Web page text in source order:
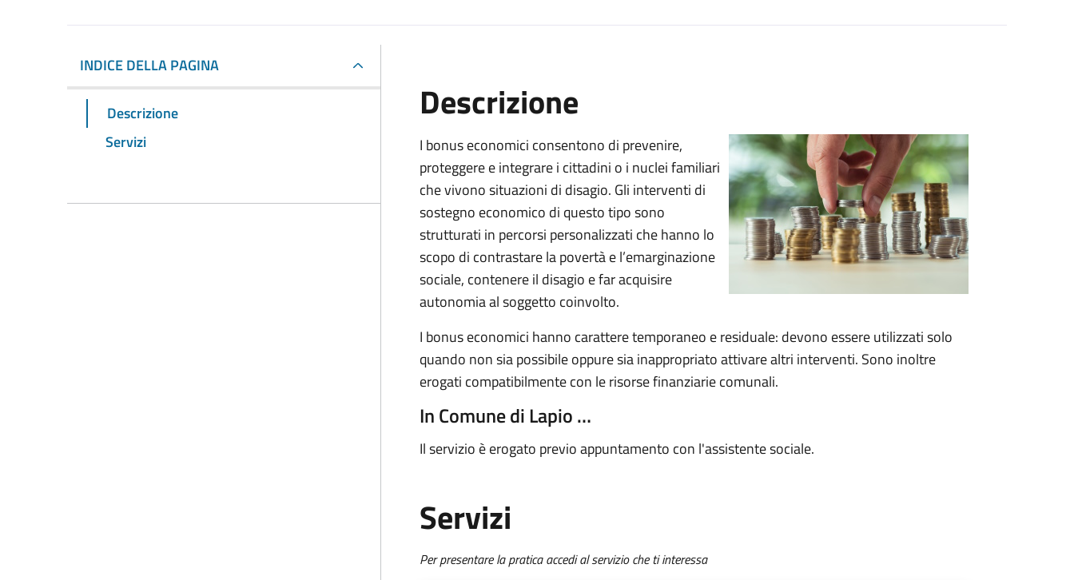
INDICE DELLA PAGINA
Descrizione
Servizi
Descrizione
I bonus economici consentono di prevenire,
proteggere e integrare i cittadini o i nuclei familiari
che vivono situazioni di disagio. Gli interventi di
sostegno economico di questo tipo sono
strutturati in percorsi personalizzati che hanno lo
scopo di contrastare la povertà e l’emarginazione
sociale, contenere il disagio e far acquisire
autonomia al soggetto coinvolto.
I bonus economici hanno carattere temporaneo e residuale: devono essere utilizzati solo
quando non sia possibile oppure sia inappropriato attivare altri interventi. Sono inoltre
erogati compatibilmente con le risorse finanziarie comunali.
In Comune di Lapio …
Il servizio è erogato previo appuntamento con l'assistente sociale.
Servizi
Per presentare la pratica accedi al servizio che ti interessa